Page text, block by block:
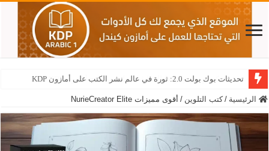
تحديثات بوك بولت 2.0: ثورة في عالم نشر الكتب على أمازون KDP
نيش جيكساو سودوكو: دليلك الشامل لتصدر نتائج أمازون KDP
الرئيسية / كتب التلوين / أقوى مميزات NurieCreator Elite